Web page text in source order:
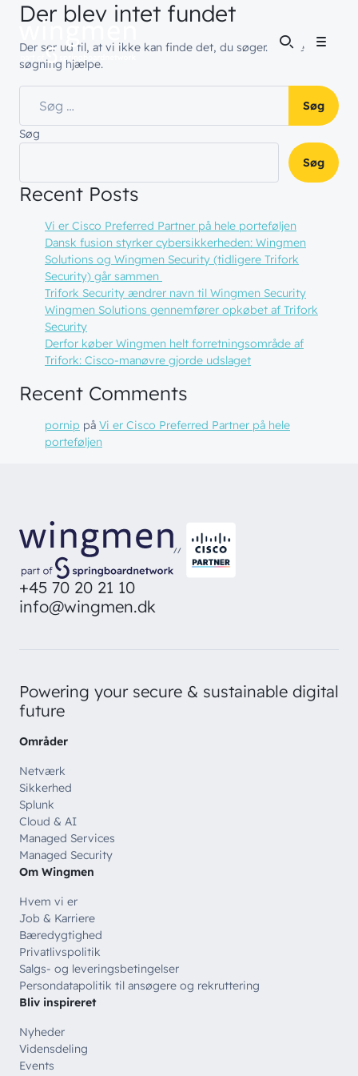
Hvad vi gør
Cases
Offentlige organisationer
Bliv inspireret
Netværk
Sikkerhed
Cloud & AI
Kontaktcenter
Managed Services
Managed Security
Automatisering
// HVEM VI ER
Om wingmen
Job & Karriere
// PART OF WINGMEN
Bliv en del af
Nyheder & presse
Vidensdeling
Events
Skriv dig op og få alle nyheder
Skriv dig op
Menu
Der blev intet fundet
Der ser ud til, at vi ikke kan finde det, du søger. Måske vil en
søgning hjælpe.
Søg
Søg
Recent Posts
Vi er Cisco Preferred Partner på hele porteføljen
Dansk fusion styrker cybersikkerheden: Wingmen
Solutions og Wingmen Security (tidligere Trifork
Security) går sammen
Trifork Security ændrer navn til Wingmen Security
Wingmen Solutions gennemfører opkøbet af Trifork
Security
Derfor køber Wingmen helt forretningsområde af
Trifork: Cisco-manøvre gjorde udslaget
Recent Comments
pornip på Vi er Cisco Preferred Partner på hele
porteføljen
//
+45 70 20 21 10
info@wingmen.dk
Powering your secure & sustainable digital
future
Områder
Netværk
Sikkerhed
Splunk
Cloud & AI
Managed Services
Managed Security
Om Wingmen
Hvem vi er
Job & Karriere
Bæredygtighed
Privatlivspolitik
Salgs- og leveringsbetingelser
Persondatapolitik til ansøgere og rekruttering
Bliv inspireret
Nyheder
Vidensdeling
Events